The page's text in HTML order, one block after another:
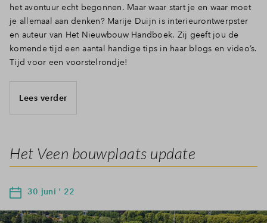
het avontuur echt begonnen. Maar waar start je en waar moet
je allemaal aan denken? Marije Duijn is interieurontwerpster
en auteur van Het Nieuwbouw Handboek. Zij geeft jou de
komende tijd een aantal handige tips in haar blogs en video’s.
Tijd voor een voorstelrondje!
Lees verder
Het Veen bouwplaats update
30 juni ' 22